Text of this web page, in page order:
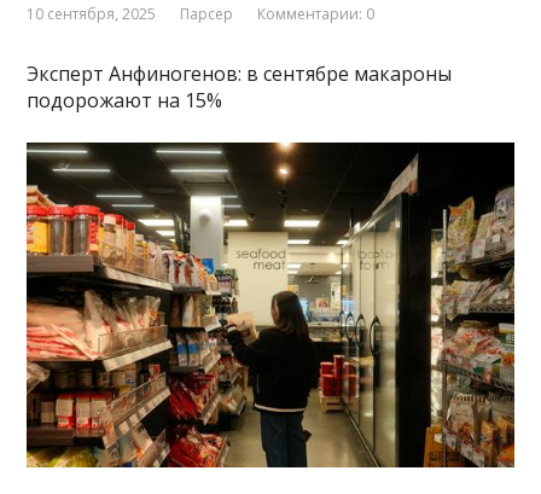
10 сентября, 2025 Парсер Комментарии: 0
Эксперт Анфиногенов: в сентябре макароны
подорожают на 15%